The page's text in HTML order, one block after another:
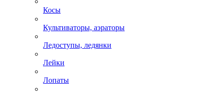
Косы
Культиваторы, аэраторы
Ледоступы, ледянки
Лейки
Лопаты